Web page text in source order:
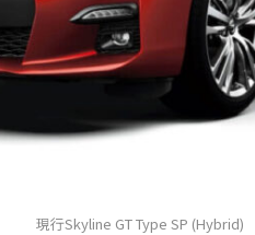
現行Skyline GT Type SP (Hybrid)